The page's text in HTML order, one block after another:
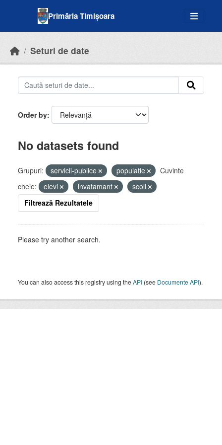
Primăria Timișoara
Seturi de date
Order by
No datasets found
Grupuri: servicii-publice populatie
Cuvinte
cheie:
elevi invatamant
scoli
Filtrează Rezultatele
Please try another search.
You can also access this registry using theAPI (see Documente API).